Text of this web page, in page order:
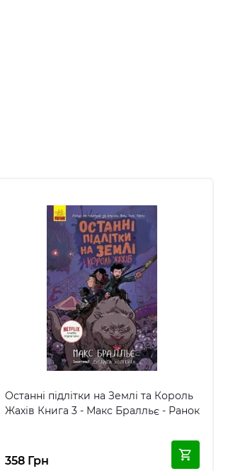
Останні підлітки на Землі та Король
Жахів Книга 3 - Макс Бралльє - Ранок
358 Грн